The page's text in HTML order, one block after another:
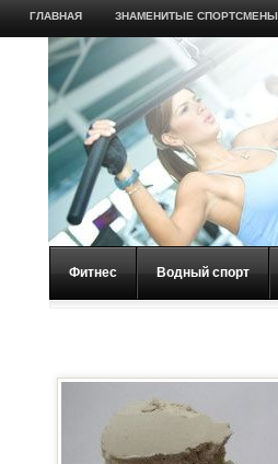
ГЛАВНАЯ ЗНАМЕНИТЫЕ СПОРТСМЕНЫ
Фитнес Водный спорт